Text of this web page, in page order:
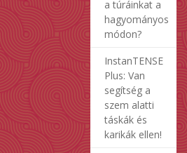
a túráinkat a
hagyományos
módon?
InstanTENSE
Plus: Van
segítség a
szem alatti
táskák és
karikák ellen!